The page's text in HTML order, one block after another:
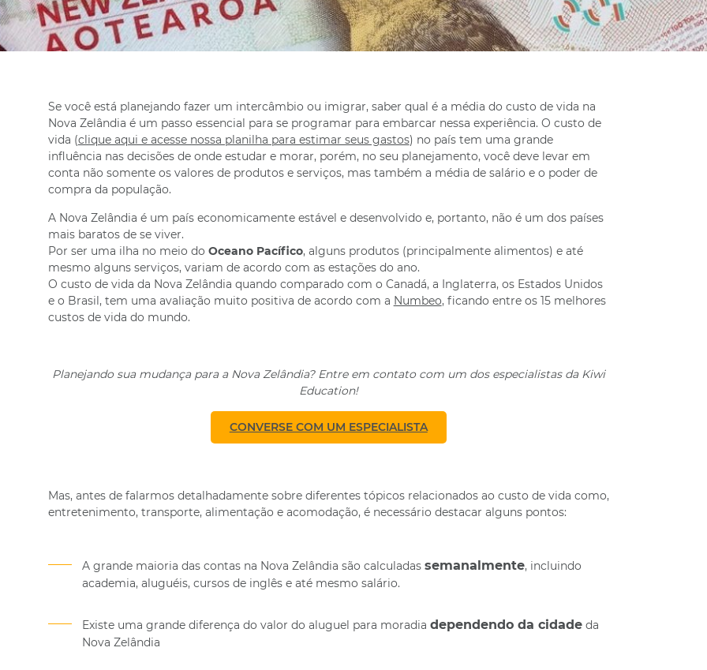
Se você está planejando fazer um intercâmbio ou imigrar, saber qual é a média do custo de vida na
Nova Zelândia é um passo essencial para se programar para embarcar nessa experiência. O custo de
vida (clique aqui e acesse nossa planilha para estimar seus gastos) no país tem uma grande
influência nas decisões de onde estudar e morar, porém, no seu planejamento, você deve levar em
conta não somente os valores de produtos e serviços, mas também a média de salário e o poder de
compra da população.
A Nova Zelândia é um país economicamente estável e desenvolvido e, portanto, não é um dos países
mais baratos de se viver.
Por ser uma ilha no meio do Oceano Pacífico, alguns produtos (principalmente alimentos) e até
mesmo alguns serviços, variam de acordo com as estações do ano.
O custo de vida da Nova Zelândia quando comparado com o Canadá, a Inglaterra, os Estados Unidos
e o Brasil, tem uma avaliação muito positiva de acordo com a Numbeo, ficando entre os 15 melhores
custos de vida do mundo.
Planejando sua mudança para a Nova Zelândia? Entre em contato com um dos especialistas da Kiwi
Education!
CONVERSE COM UM ESPECIALISTA
Mas, antes de falarmos detalhadamente sobre diferentes tópicos relacionados ao custo de vida como,
entretenimento, transporte, alimentação e acomodação, é necessário destacar alguns pontos:
A grande maioria das contas na Nova Zelândia são calculadas semanalmente, incluindo
academia, aluguéis, cursos de inglês e até mesmo salário.
Existe uma grande diferença do valor do aluguel para moradia dependendo da cidadeda
Nova Zelândia